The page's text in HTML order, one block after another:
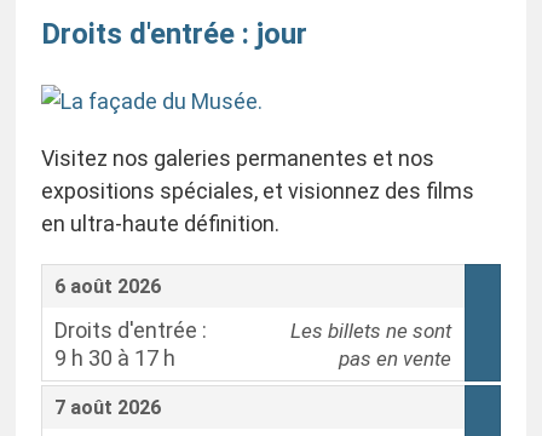
Droits d'entrée : jour
Visitez nos galeries permanentes et nos
expositions spéciales, et visionnez des films
en ultra-haute définition.
6 août 2026
,
Droits d'entrée :
9 h 30 à 17 h
,
Les billets ne sont
pas en vente
7 août 2026
,